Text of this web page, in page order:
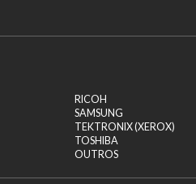
RICOH
SAMSUNG
TEKTRONIX (XEROX)
TOSHIBA
OUTROS